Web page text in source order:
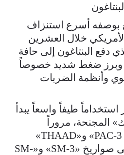
بوصفه أسرع استنزاف
خلال العشرين
دفع البنتاغون إلى حافة
وبرز ضغط شديد خصوصاً
وأنظمة الضربات
استخداماً طيفاً واسعاً يبدأ
المجنحة، مروراً
بمنظومات «باتريوت PAC-3» و«THAAD»
الاعتراضية، وصولاً إلى صواريخ «SM-3» و«SM-